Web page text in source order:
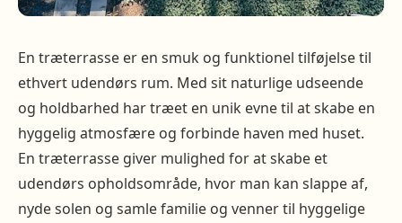
En træterrasse er en smuk og funktionel tilføjelse til
ethvert udendørs rum. Med sit naturlige udseende
og holdbarhed har træet en unik evne til at skabe en
hyggelig atmosfære og forbinde haven med huset.
En træterrasse giver mulighed for at skabe et
udendørs opholdsområde, hvor man kan slappe af,
nyde solen og samle familie og venner til hyggelige